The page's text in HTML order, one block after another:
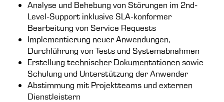
Analyse und Behebung von Störungen im 2nd-
Level-Support inklusive SLA-konformer
Bearbeitung von Service Requests
Implementierung neuer Anwendungen,
Durchführung von Tests und Systemabnahmen
Erstellung technischer Dokumentationen sowie
Schulung und Unterstützung der Anwender
Abstimmung mit Projektteams und externen
Dienstleistern